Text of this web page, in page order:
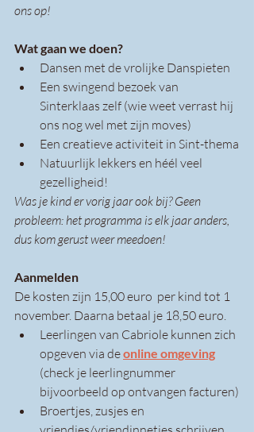
ons op!
Wat gaan we doen?
Dansen met de vrolijke Danspieten
Een swingend bezoek van
Sinterklaas zelf (wie weet verrast hij
ons nog wel met zijn moves)
Een creatieve activiteit in Sint-thema
Natuurlijk lekkers en héél veel
gezelligheid!
Was je kind er vorig jaar ook bij? Geen
probleem: het programma is elk jaar anders,
dus kom gerust weer meedoen!
Aanmelden
De kosten zijn 15,00 euro per kind tot 1
november. Daarna betaal je 18,50 euro.
Leerlingen van Cabriole kunnen zich
opgeven via de online omgeving
(check je leerlingnummer
bijvoorbeeld op ontvangen facturen)
Broertjes, zusjes en